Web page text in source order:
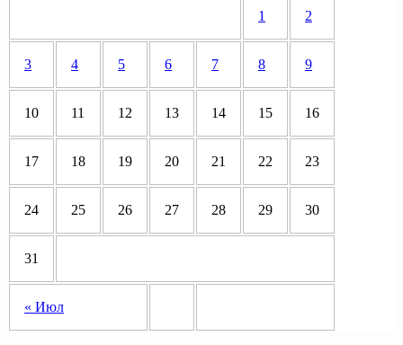
« Июл
1 2
3 4 5 6 7 8 9
10 11 12 13 14 15 16
17 18 19 20 21 22 23
24 25 26 27 28 29 30
31